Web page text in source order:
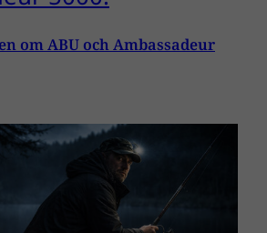
om ABU och Ambassadeur